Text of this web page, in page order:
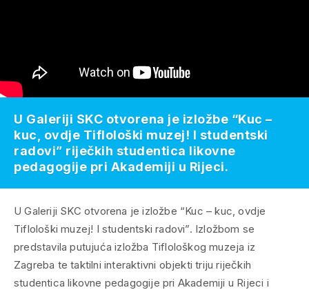
U Galeriji SKC otvorena je izložbe “Kuc – kuc, ovdje
Tiflološki muzej! I studentski radovi”. Izložbom se
predstavila putujuća izložba Tiflološkog muzeja iz
Zagreba te taktilni interaktivni objekti triju riječkih
studentica likovne pedagogije pri Akademiji u Rijeci i
U Galeriji SKC otvorena je izložbe “Kuc –
kuc, ovdje Tiflološki muzej! I studentski
radovi” riječkih studentica likovne
pedagogije pri Akademiji u Rijeci.